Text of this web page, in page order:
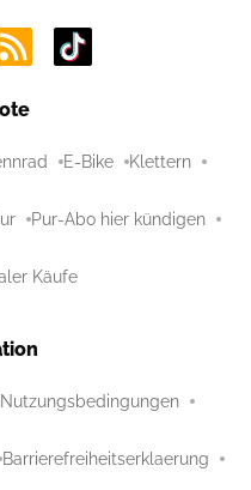
E-Bike Klettern
Pur-Abo hier kündigen
Käufe
Nutzungsbedingungen
Barrierefreiheitserklaerung